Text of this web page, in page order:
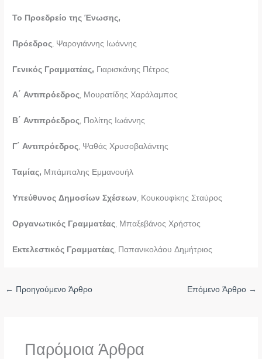
Το Προεδρείο της Ένωσης,
Πρόεδρος , Ψαρογιάννης Ιωάννης
Γενικός Γραμματέας, Γιαρισκάνης Πέτρος
Α΄ Αντιπρόεδρος, Μουρατίδης Χαράλαμπος
Β΄ Αντιπρόεδρος, Πολίτης Ιωάννης
Γ΄ Αντιπρόεδρος, Ψαθάς Χρυσοβαλάντης
Ταμίας, Μπάμπαλης Εμμανουήλ
Υπεύθυνος Δημοσίων Σχέσεων , Κουκουφίκης Σταύρος
Οργανωτικός Γραμματέας , Μπαξεβάνος Χρήστος
Εκτελεστικός Γραμματέας , Παπανικολάου Δημήτριος
← Προηγούμενο Άρθρο Επόμενο Άρθρο →
Παρόμοια Άρθρα